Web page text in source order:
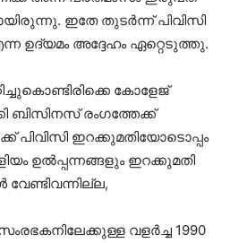
ഇതേ തുടര്‍ന്ന് പിവിസി
ഉദ്യമം അദ്ദേഹം ഏറ്റെടുത്തു.
കോളേജ്
ബിസിനസ് രംഗത്തേക്ക്
പിവിസി ഇറക്കുമതിയോടൊപ്പം
ഉല്‍പ്പന്നങ്ങളും ഇറക്കുമതി
വളര്‍ച്ച 1990